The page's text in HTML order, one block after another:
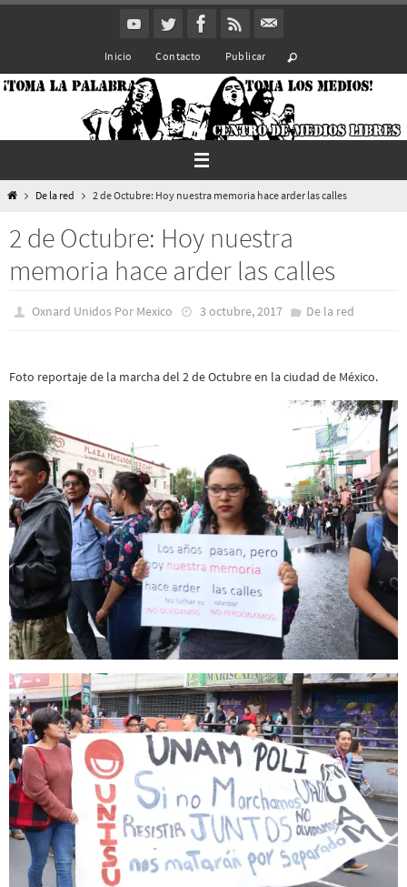
Inicio Contacto Publicar
InicioDe la red 2 de Octubre: Hoy nuestra memoria hace arder las calles
2 de Octubre: Hoy nuestra
memoria hace arder las calles
Oxnard Unidos Por Mexico 3 octubre, 2017 De la red
Foto reportaje de la marcha del 2 de Octubre en la ciudad de México.